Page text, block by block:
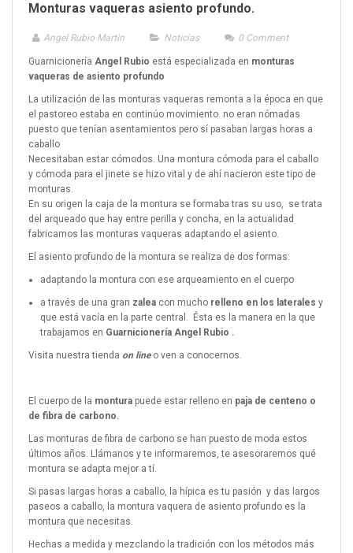
Monturas vaqueras asiento profundo.
Angel Rubio Martin Noticias 0Comment
Guarnicionería Angel Rubio está especializada en monturas
vaqueras de asiento profundo
La utilización de las monturas vaqueras remonta a la época en que
el pastoreo estaba en continúo movimiento. no eran nómadas
puesto que tenían asentamientos pero sí pasaban largas horas a
caballo
Necesitaban estar cómodos. Una montura cómoda para el caballo
y cómoda para el jinete se hizo vital y de ahí nacieron este tipo de
monturas.
En su origen la caja de la montura se formaba tras su uso, se trata
del arqueado que hay entre perilla y concha, en la actualidad
fabricamos las monturas vaqueras adaptando el asiento.
El asiento profundo de la montura se realiza de dos formas:
adaptando la montura con ese arqueamiento en el cuerpo
a través de una gran zalea con mucho relleno en los laterales y
que está vacía en la parte central. Ésta es la manera en la que
trabajamos en Guarnicionería Angel Rubio .
Visita nuestra tienda on lineo ven a conocernos.
El cuerpo de la montura puede estar relleno en paja de centeno o
de fibra de carbono.
Las monturas de fibra de carbono se han puesto de moda estos
últimos años. Llámanos y te informaremos, te asesoraremos qué
montura se adapta mejor a tí.
Si pasas largas horas a caballo, la hípica es tu pasión y das largos
paseos a caballo, la montura vaquera de asiento profundo es la
montura que necesitas.
Hechas a medida y mezclando la tradición con los métodos más